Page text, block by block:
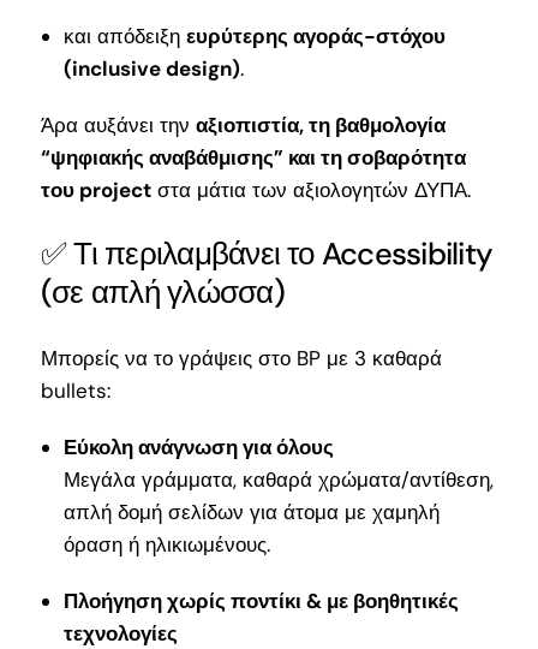
και απόδειξηευρύτερης αγοράς-στόχου
(inclusive design).
Άρα αυξάνει την αξιοπιστία, τη βαθμολογία
“ψηφιακής αναβάθμισης” και τη σοβαρότητα
του project στα μάτια των αξιολογητών ΔΥΠΑ.
✅ Τι περιλαμβάνει το Accessibility
(σε απλή γλώσσα)
Μπορείς να το γράψεις στο BP με 3 καθαρά
bullets:
Εύκολη ανάγνωση για όλους
Μεγάλα γράμματα, καθαρά χρώματα/αντίθεση,
απλή δομή σελίδων για άτομα με χαμηλή
όραση ή ηλικιωμένους.
Πλοήγηση χωρίς ποντίκι & με βοηθητικές
τεχνολογίες